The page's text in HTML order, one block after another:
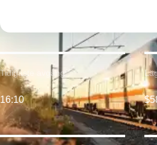
Tidigaste avgång:
16:10